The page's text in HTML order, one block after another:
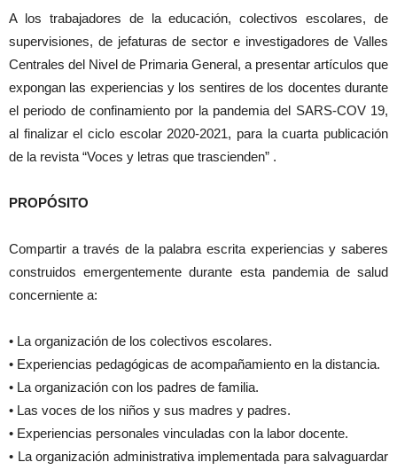
A los trabajadores de la educación, colectivos escolares, de
supervisiones, de jefaturas de sector e investigadores de Valles
Centrales del Nivel de Primaria General, a presentar artículos que
expongan las experiencias y los sentires de los docentes durante
el periodo de confinamiento por la pandemia del SARS-COV 19,
al finalizar el ciclo escolar 2020-2021, para la cuarta publicación
de la revista “Voces y letras que trascienden” .
PROPÓSITO
Compartir a través de la palabra escrita experiencias y saberes
construidos emergentemente durante esta pandemia de salud
concerniente a:
• La organización de los colectivos escolares.
• Experiencias pedagógicas de acompañamiento en la distancia.
• La organización con los padres de familia.
• Las voces de los niños y sus madres y padres.
• Experiencias personales vinculadas con la labor docente.
• La organización administrativa implementada para salvaguardar